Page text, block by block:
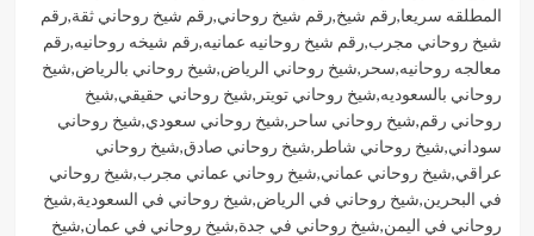
المطلقه سريعا,رقم شيخ,رقم شيخ روحاني,رقم شيخ روحاني ثقة,رقم
شيخ روحاني مجرب,رقم شيخ روحانيه عمانيه,رقم شيخه روحانيه,رقم
معالجه روحانيه,سحر ,شيخ روحاني الرياض,شيخ روحاني بالرياض,شيخ
روحاني بالسعوديه,شيخ روحاني تويتر ,شيخ روحاني حقيقي,شيخ
روحاني رقم,شيخ روحاني ساحر ,شيخ روحاني سعودي,شيخ روحاني
سوداني,شيخ روحاني شاطر ,شيخ روحاني صادق,شيخ روحاني
عراقي,شيخ روحاني عماني,شيخ روحاني عماني مجرب,شيخ روحاني
في البحرين,شيخ روحاني في الرياض,شيخ روحاني في السعودية,شيخ
روحاني في اليمن,شيخ روحاني في جدة,شيخ روحاني في عمان,شيخ